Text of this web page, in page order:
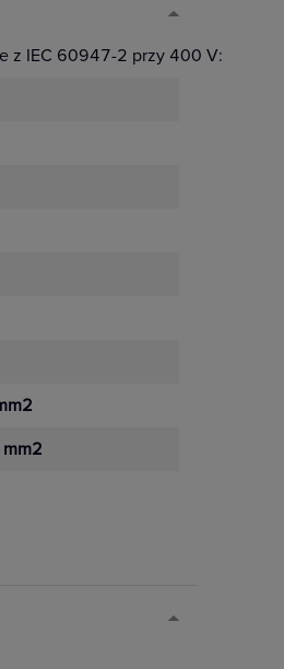
z IEC 60947-2 przy 400 V:
20 kA